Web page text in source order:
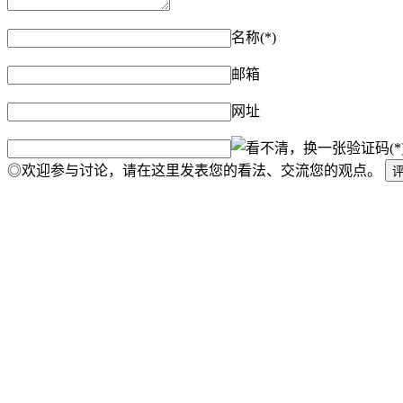
名称(*)
邮箱
网址
验证码
◎欢迎参与讨论，请在这里发表您的看法、交流您的观点。